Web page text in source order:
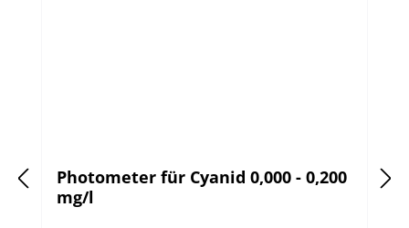
Photometer für Cyanid 0,000 - 0,200
mg/l